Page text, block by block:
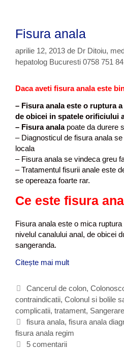
c
,
c
p
r
e
Fisura anala
aprilie 12, 2013 de Dr Ditoiu,
hepatolog Bucuresti 0758 751
Daca aveti fisura anala este
– Fisura anala este o ruptura
de obicei in spatele orificiului
– Fisura analapoate da durere
– Diagnosticul de fisura anala
locala
– Fisura anala se vindeca greu
– Tratamentul fisurii anale este
se opereaza foarte rar.
Ce este fisura
Fisura anala este o mica
nivelul canalului anal, de obicei
sangeranda.
Citește mai mult
r
a
a
n
C
a
t
e
g
o
Cancerul de colon,
contraindicatii, Colonul si bolile
complicatii, tratament,
E
t
i
fisura anala, fisura anala
fisura anala regim
5 comentarii